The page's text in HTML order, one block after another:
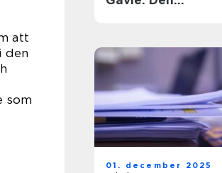
att
den
som
01. december 2025